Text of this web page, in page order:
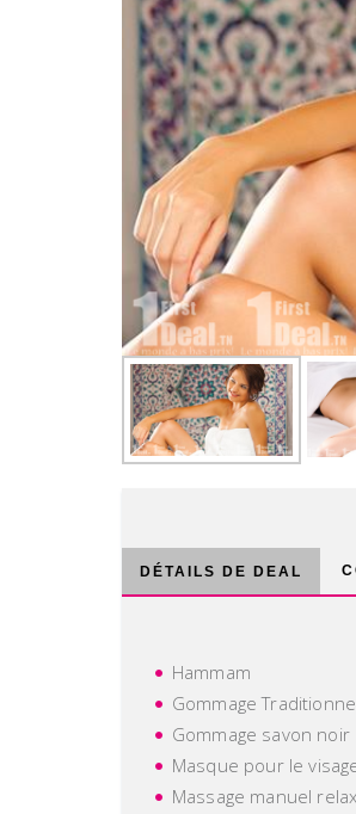
DÉTAILS DE DEAL
Hammam
Gommage
Gommage savon noir
Masque pour le
Massage manuel